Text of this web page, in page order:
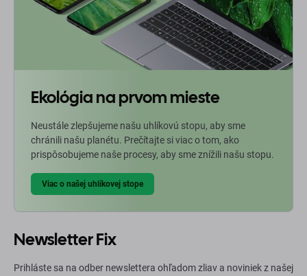
Ekológia na prvom mieste
Neustále zlepšujeme našu uhlíkovú stopu, aby sme
chránili našu planétu. Prečítajte si viac o tom, ako
prispôsobujeme naše procesy, aby sme znížili našu stopu.
Viac o našej uhlíkovej stope
Newsletter Fix
Prihláste sa na odber newslettera ohľadom zliav a noviniek z našej